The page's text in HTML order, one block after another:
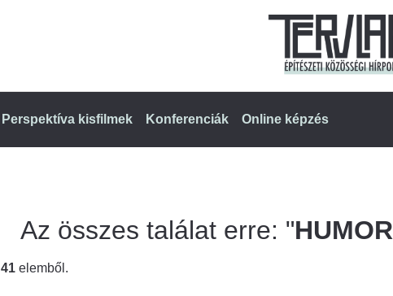
Perspektíva kisfilmek Konferenciák Online képzés
Az összes találat erre: "HUMOR
41 elemből.